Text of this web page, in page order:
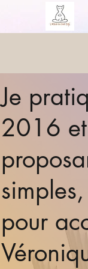
Je
2016
pour